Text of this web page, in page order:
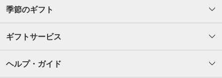
季節のギフト
ギフトサービス
ヘルプ・ガイド